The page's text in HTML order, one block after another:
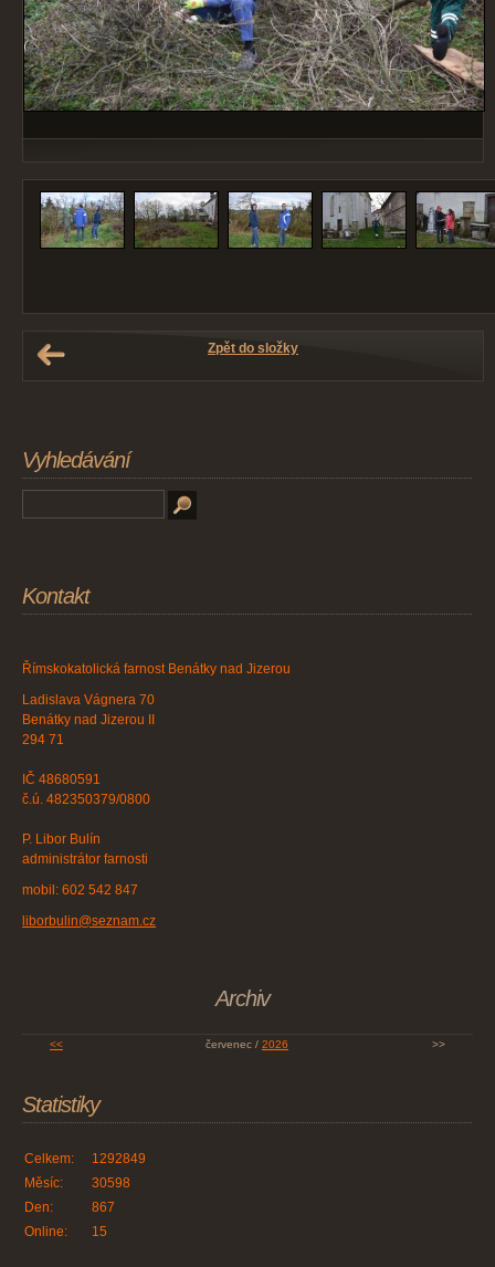
Zpět do složky
Vyhledávání
Kontakt
Římskokatolická farnost Benátky nad Jizerou
Ladislava Vágnera 70
Benátky nad Jizerou II
294 71
IČ 48680591
č.ú. 482350379/0800
P. Libor Bulín
administrátor farnosti
mobil: 602 542 847
liborbulin@seznam.cz
Archiv
<< červenec / 2026 >>
Statistiky
Online: 15
Celkem:
1292849
Měsíc:
30598
Den:
867